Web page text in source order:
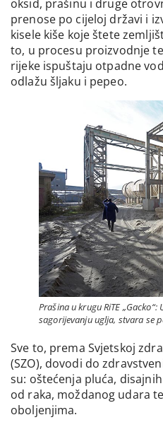
oksid, prašinu i druge
prenose po cijeloj državi i
kisele kiše koje štete
to, u procesu proizvodnje
rijeke ispuštaju otpadne
odlažu šljaku i pepeo.
Prašina u krugu RiTE
sagorijevanju uglja, stvara se
Sve to, prema Svjetskoj
(SZO), dovodi do
su: oštećenja pluća,
od raka, moždanog udara
oboljenjima.